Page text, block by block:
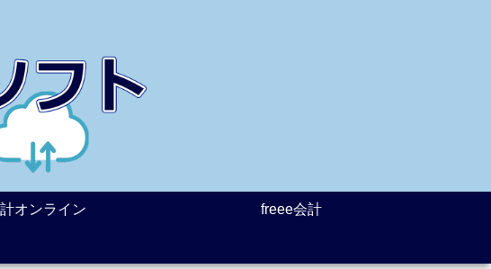
オンライン freee会計